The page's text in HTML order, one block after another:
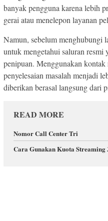
banyak pengguna karena lebih
gerai atau menelepon layanan
Namun, sebelum menghubungi
untuk mengetahui saluran resmi
penipuan. Menggunakan kontak
penyelesaian masalah menjadi
diberikan berasal langsung dari
READ MORE
Nomor Call Center Tri
Cara Gunakan Kuota Streaming